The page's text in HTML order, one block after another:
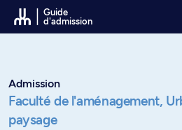
Passer au contenu
Guide
d'admission
Admission
Faculté de l'aménagement,
paysage